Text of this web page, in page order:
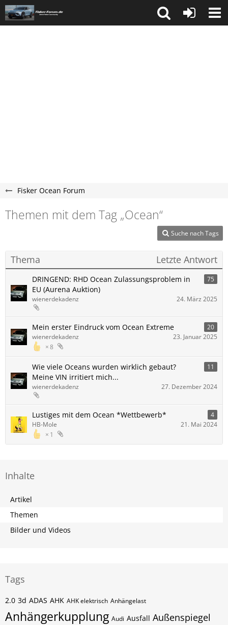
Fisker Ocean Forum
Themen mit dem Tag „Ocean“
Suche nach Tags
Thema Letzte Antwort
DRINGEND: RHD Ocean Zulassungsproblem in
EU (Aurena Auktion)
75
wienerdekadenz 24. März 2025
Mein erster Eindruck vom Ocean Extreme 20
8
wienerdekadenz 23. Januar 2025
Wie viele Oceans wurden wirklich gebaut?
Meine VIN irritiert mich...
11
wienerdekadenz 27. Dezember 2024
Lustiges mit dem Ocean *Wettbewerb* 4
1
HB-Mole 21. Mai 2024
Inhalte
Artikel
Themen
Bilder und Videos
Tags
2.0 3d ADAS AHK AHK elektrisch Anhängelast
Anhängerkupplung Audi Ausfall Außenspiegel